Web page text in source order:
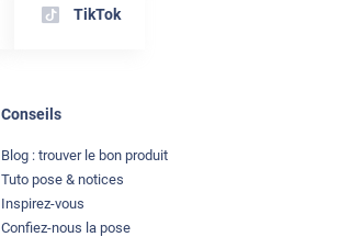
TikTok
Conseils
Blog : trouver le bon produit
Tuto pose & notices
Inspirez-vous
Confiez-nous la pose